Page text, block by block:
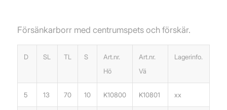
Försänkarborr med centrumspets och förskär.
D SL TL S
Art.nr.
Hö
Art.nr.
Vä
Lagerinfo.
5 13 70 10 K10800 K10801 xx